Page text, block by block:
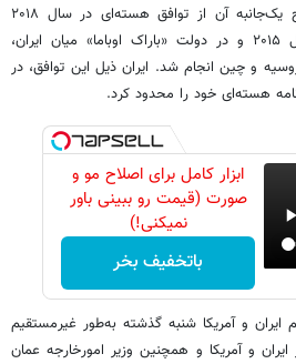
ایران در این زمینه، مانند خروج یک‌جانبه آن از توافق هسته‌ای در سال ۲۰۱۸
می‌داند. توافق هسته‌ای در سال ۲۰۱۵ و در دولت «باراک اوباما» میان ایران،
روسیه و چین انجام شد. ایران ذیل این توافق، در
هسته‌ای خود را محدود کرد.
ابزار کامل برای اصلاح مو و
صورت (قیمت رو ببینی باور
نمیکنی!)
باتخفیف بخر
ایران و آمریکا شنبه گذشته به‌طور غیرمستقیم
و آمریکا و همچنین وزیر امورخارجه عمان